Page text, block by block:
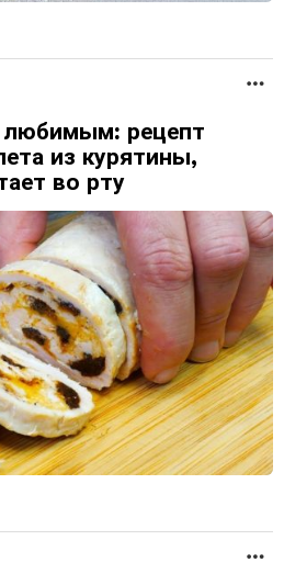
рецепт
из курятины,
во рту